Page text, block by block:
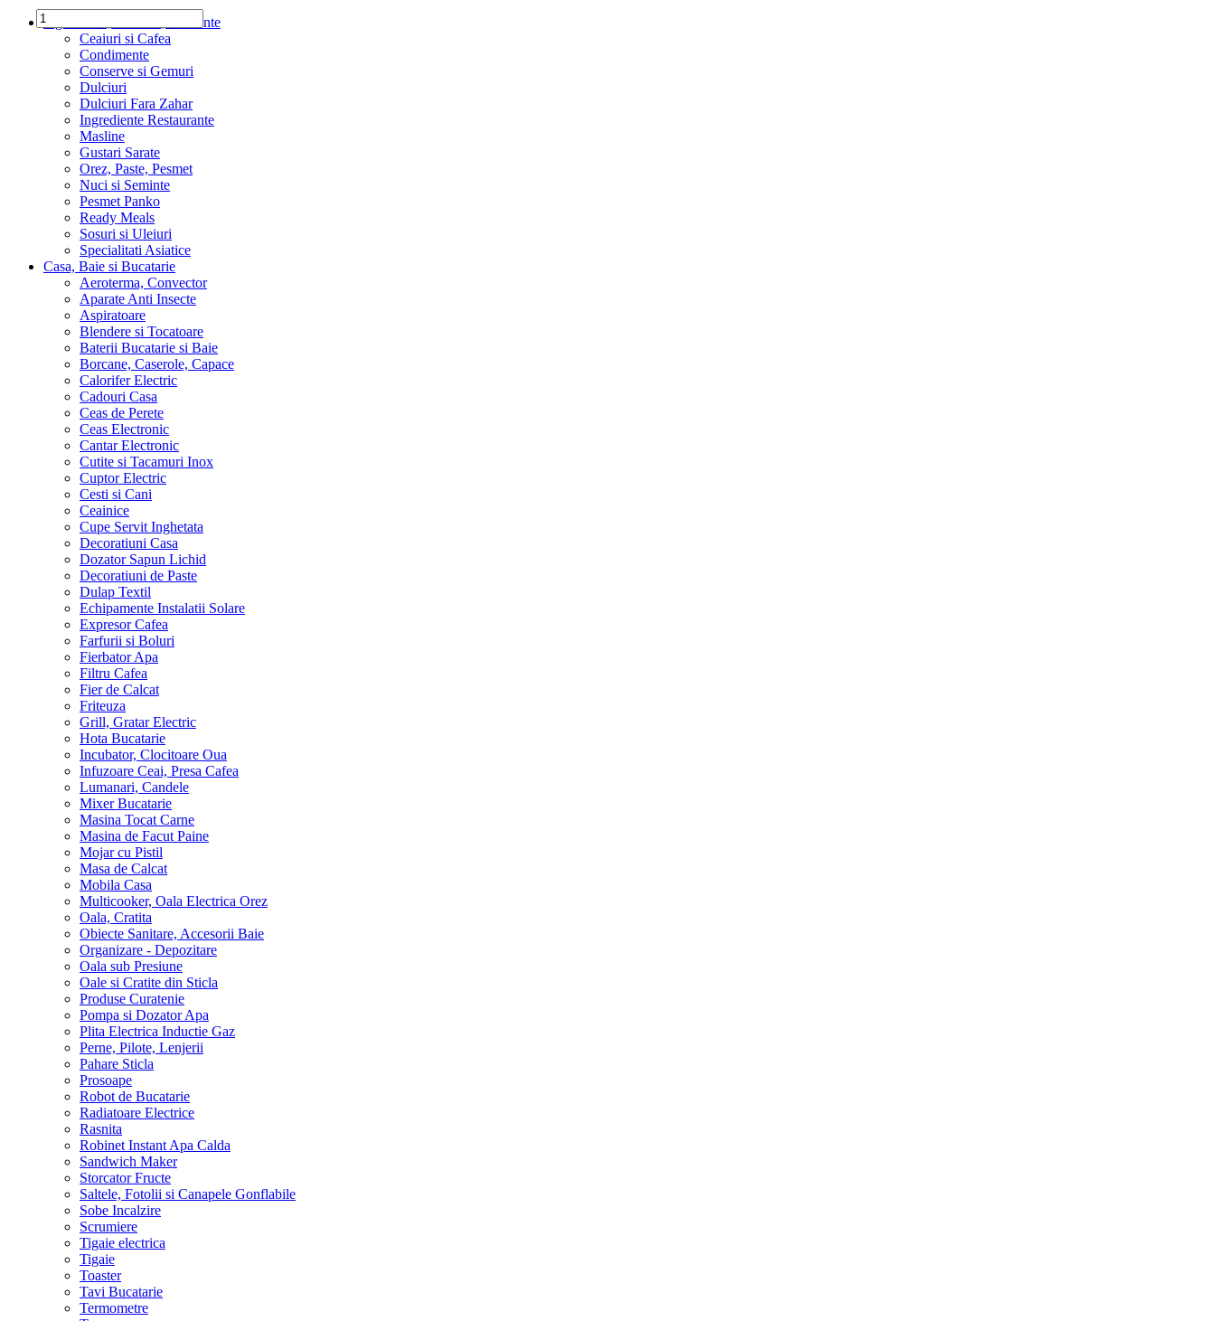
Ingrediente, Dulciuri, Alimente
Ceaiuri si Cafea
Condimente
Conserve si Gemuri
Dulciuri
Dulciuri Fara Zahar
Ingrediente Restaurante
Masline
Gustari Sarate
Orez, Paste, Pesmet
Nuci si Seminte
Pesmet Panko
Ready Meals
Sosuri si Uleiuri
Specialitati Asiatice
Casa, Baie si Bucatarie
Aeroterma, Convector
Aparate Anti Insecte
Aspiratoare
Blendere si Tocatoare
Baterii Bucatarie si Baie
Borcane, Caserole, Capace
Calorifer Electric
Cadouri Casa
Ceas de Perete
Ceas Electronic
Cantar Electronic
Cutite si Tacamuri Inox
Cuptor Electric
Cesti si Cani
Ceainice
Cupe Servit Inghetata
Decoratiuni Casa
Dozator Sapun Lichid
Decoratiuni de Paste
Dulap Textil
Echipamente Instalatii Solare
Expresor Cafea
Farfurii si Boluri
Fierbator Apa
Filtru Cafea
Fier de Calcat
Friteuza
Grill, Gratar Electric
Hota Bucatarie
Incubator, Clocitoare Oua
Infuzoare Ceai, Presa Cafea
Lumanari, Candele
Mixer Bucatarie
Masina Tocat Carne
Masina de Facut Paine
Mojar cu Pistil
Masa de Calcat
Mobila Casa
Multicooker, Oala Electrica Orez
Oala, Cratita
Obiecte Sanitare, Accesorii Baie
Organizare - Depozitare
Oala sub Presiune
Oale si Cratite din Sticla
Produse Curatenie
Pompa si Dozator Apa
Plita Electrica Inductie Gaz
Perne, Pilote, Lenjerii
Pahare Sticla
Prosoape
Robot de Bucatarie
Radiatoare Electrice
Rasnita
Robinet Instant Apa Calda
Sandwich Maker
Storcator Fructe
Saltele, Fotolii si Canapele Gonflabile
Sobe Incalzire
Scrumiere
Tigaie electrica
Tigaie
Toaster
Tavi Bucatarie
Termometre